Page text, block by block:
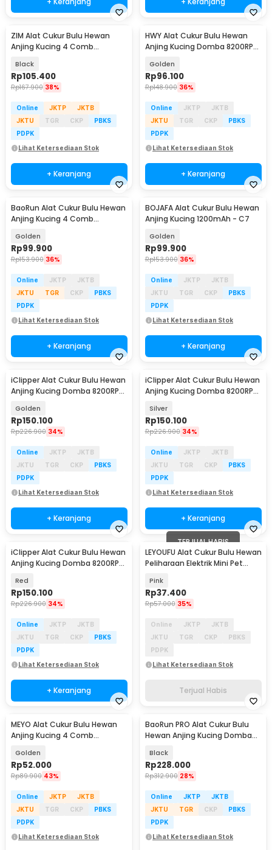
ZIM Alat Cukur Bulu Hewan
Anjing Kucing 4 Comb
Black
Rp105.400
Rp167.900 38%
Online JKTP
JKTB
JKTU
TGR CKP
PBKS
PDPK
Lihat Ketersediaan Stok
+ Keranjang
HWY Alat Cukur Bulu Hewan
Anjing Kucing Domba 8200RPM
Golden
Rp96.100
Rp148.900 36%
Online JKTP
JKTB
JKTU
TGR CKP
PBKS
PDPK
Lihat Ketersediaan Stok
+ Keranjang
BaoRun Alat Cukur Bulu Hewan
Anjing Kucing 4 Comb
Golden
Rp99.900
Rp153.900 36%
Online JKTP
JKTB
JKTU
TGR CKP
PBKS
PDPK
Lihat Ketersediaan Stok
+ Keranjang
BOJAFA Alat Cukur Bulu Hewan
Anjing Kucing 1200mAh - C7
Golden
Rp99.900
Rp153.900 36%
Online JKTP
JKTB
JKTU
TGR CKP
PBKS
PDPK
Lihat Ketersediaan Stok
+ Keranjang
iClipper Alat Cukur Bulu Hewan
Anjing Kucing Domba 8200RPM
Golden
Rp150.100
Rp226.900 34%
Online JKTP
JKTB
JKTU
TGR CKP
PBKS
PDPK
Lihat Ketersediaan Stok
+ Keranjang
iClipper Alat Cukur Bulu Hewan
Anjing Kucing Domba 8200RPM
Silver
Rp150.100
Rp226.900 34%
Online JKTP
JKTB
JKTU
TGR CKP
PBKS
PDPK
Lihat Ketersediaan Stok
+ Keranjang
iClipper Alat Cukur Bulu Hewan
Anjing Kucing Domba 8200RPM
Red
Rp150.100
Rp226.900 34%
Online JKTP
JKTB
JKTU
TGR CKP
PBKS
PDPK
Lihat Ketersediaan Stok
+ Keranjang
TERJUAL HABIS
LEYOUFU Alat Cukur Bulu Hewan
Peliharaan Elektrik Mini Pet
Pink
Rp37.400
Rp57.000 35%
Online JKTP
JKTB
JKTU
TGR CKP
PBKS
PDPK
Lihat Ketersediaan Stok
Terjual Habis
MEYO Alat Cukur Bulu Hewan
Anjing Kucing 4 Comb
Golden
Rp52.000
Rp89.900 43%
Online JKTP
JKTB
JKTU
TGR CKP
PBKS
PDPK
Lihat Ketersediaan Stok
BaoRun PRO Alat Cukur Bulu
Hewan Anjing Kucing Domba
Black
Rp228.000
Rp312.900 28%
Online JKTP
JKTB
JKTU
TGR CKP
PBKS
PDPK
Lihat Ketersediaan Stok